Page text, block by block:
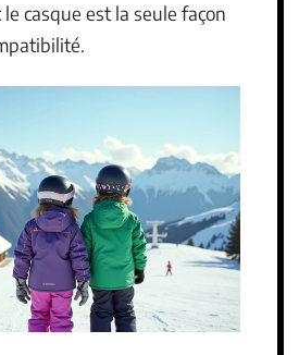
le casque est la seule façon